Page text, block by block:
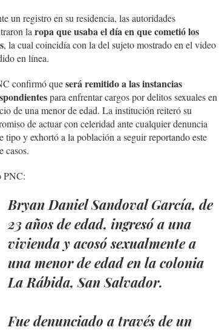
un registro en su residencia, las autoridades
laropa que usaba el día en que cometió los
, la cual coincidía con la del sujeto mostrado en el video
en línea.
confirmó queserá remitido a las instancias
para enfrentar cargos por delitos sexuales en
de una menor de edad. La institución reiteró su
de actuar con celeridad ante cualquier denuncia
tipo y exhortó a la población a seguir reportando este
casos.
PNC:
Bryan Daniel Sandoval García, de
23 años de edad, ingresó a una
vivienda y acosó sexualmente a
una menor de edad en la colonia
La Rábida, San Salvador.
Fue denunciado a través de un